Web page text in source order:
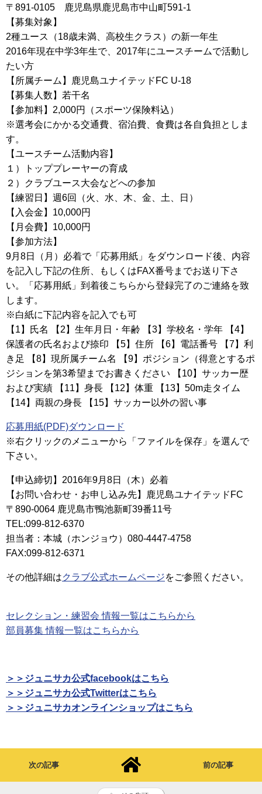
〒891-0105 鹿児島県鹿児島市中山町591-1
【募集対象】
2種ユース（18歳未満、高校生クラス）の新一年生
2016年現在中学3年生で、2017年にユースチームで活動し
たい方
【所属チーム】鹿児島ユナイテッドFC U-18
【募集人数】若干名
【参加料】2,000円（スポーツ保険料込）
※選考会にかかる交通費、宿泊費、食費は各自負担としま
す。
【ユースチーム活動内容】
１）トッププレーヤーの育成
２）クラブユース大会などへの参加
【練習日】週6回（火、水、木、金、土、日）
【入会金】10,000円
【月会費】10,000円
【参加方法】
9月8日（月）必着で「応募用紙」をダウンロード後、内容
を記入し下記の住所、もしくはFAX番号までお送り下さ
い。「応募用紙」到着後こちらから登録完了のご連絡を致
します。
※白紙に下記内容を記入でも可
【1】氏名 【2】生年月日・年齢 【3】学校名・学年 【4】
保護者の氏名および捺印 【5】住所 【6】電話番号 【7】利
き足 【8】現所属チーム名 【9】ポジション（得意とするポ
ジションを第3希望までお書きください 【10】サッカー歴
および実績 【11】身長 【12】体重 【13】50m走タイム
【14】両親の身長 【15】サッカー以外の習い事
応募用紙(PDF)ダウンロード
※右クリックのメニューから「ファイルを保存」を選んで
下さい。
【申込締切】2016年9月8日（木）必着
【お問い合わせ・お申し込み先】鹿児島ユナイテッドFC
〒890-0064 鹿児島市鴨池新町39番11号
TEL:099-812-6370
担当者：本城（ホンジョウ）080-4447-4758
FAX:099-812-6371
その他詳細はクラブ公式ホームページをご参照ください。
セレクション・練習会 情報一覧はこちらから
部員募集 情報一覧はこちらから
＞＞ジュニサカ公式facebookはこちら
＞＞ジュニサカ公式Twitterはこちら
＞＞ジュニサカオンラインショップはこちら
次の記事 前の記事